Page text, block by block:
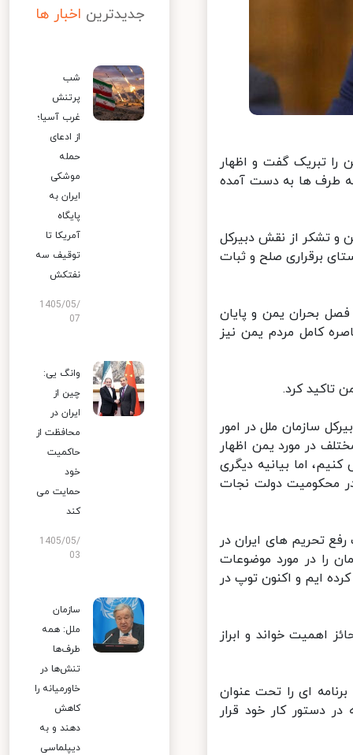
تبریک گفت و اظهار
طرف‌ ها به دست آمده
و تشکر از نقش دبیرکل
برقراری صلح و ثبات
بحران یمن و پایان
کامل مردم یمن نیز
کرد.
سازمان ملل در امور
در مورد یمن اظهار
اما بیانیه دیگری
محکومیت دولت نجات
تحریم های ایران در
را در مورد موضوعات
ایم و اکنون توپ در
اهمیت خواند و ابراز
ای را تحت عنوان
دستور کار خود قرار
جدیدترین اخبار ها
شب
پرتنش
غرب آسیا؛
از ادعای
حمله
موشکی
ایران به
پایگاه
آمریکا تا
توقیف سه
نفتکش
1405/05/
07
وانگ یی:
چین از
ایران در
محافظت از
حاکمیت
خود
حمایت می
کند
1405/05/
03
سازمان
ملل: همه
طرف‌ها
تنش‌ها در
خاورمیانه را
کاهش
دهند و به
دیپلماسی